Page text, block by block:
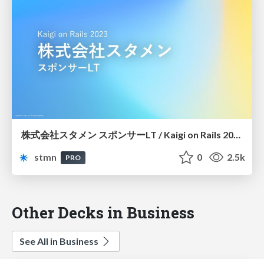
株式会社スタメン スポンサーLT / Kaigi on Rails 2023
stmn
PRO 0 2.5k
Other Decks in Business
See All in Business